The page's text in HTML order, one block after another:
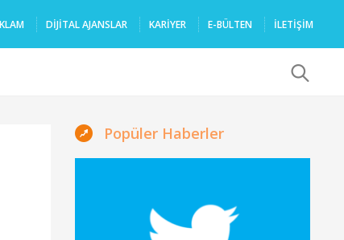
DIJITAL AJANSLAR KARIYER E-BÜLTEN İLETİŞİM
Popüler Haberler